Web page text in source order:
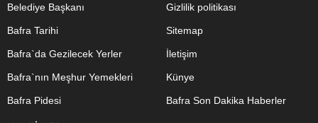
Belediye Başkanı
Bafra Tarihi
Bafra`da Gezilecek Yerler
Bafra`nın Meşhur Yemekleri
Bafra Pidesi
Gizlilik politikası
Sitemap
İletişim
Künye
Bafra Son Dakika Haberler